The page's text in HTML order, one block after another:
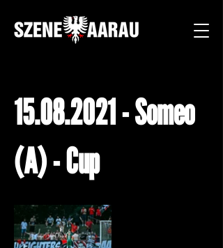
15.08.2021- Someo
(A) - Cup